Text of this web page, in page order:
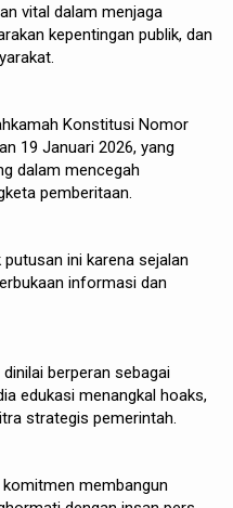
vital dalam menjaga
kepentingan publik, dan
Konstitusi Nomor
19 Januari 2026, yang
dalam mencegah
pemberitaan.
ini karena sejalan
informasi dan
berperan sebagai
edukasi menangkal hoaks,
strategis pemerintah.
membangun